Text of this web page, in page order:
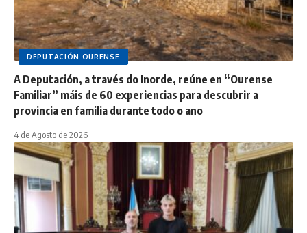
DEPUTACIÓN OURENSE
A Deputación, a través do Inorde, reúne en “Ourense
Familiar” máis de 60 experiencias para descubrir a
provincia en familia durante todo o ano
4 de Agosto de 2026